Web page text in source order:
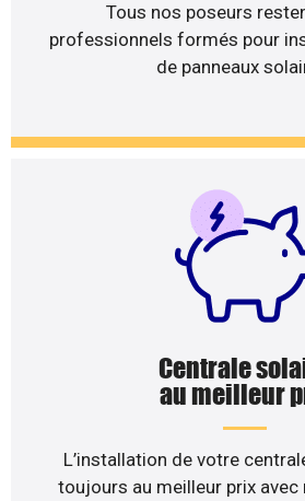
Tous nos poseurs
professionnels formés pour
de panneaux
Centrale
au meilleur
L’installation de votre
toujours au meilleur prix avec